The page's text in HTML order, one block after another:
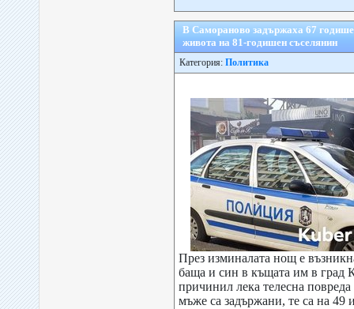
В Самораново задържаха 67
живота на 81-годишен съселянин
Категория: Политика
През изминалата нощ е
баща и син в къщата им в град
причинил лека телесна
мъже са задържани, те са на